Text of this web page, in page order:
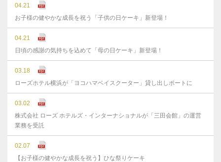
04.21
お子様の健やかな成長を祝う「子供の日ケーキ」新登場！
04.21
日頃の感謝の気持ちを込めて「母の日ケーキ」新登場！
03.18
ローズホテル横浜が「ヨコハマベイスクーター」貸し出しポートに
03.02
株式会社 ローズ ホテルズ・インターナショナルが「三田会館」の運営
業務を受託
02.07
【お子様の健やかな成長を祝う】ひな祭りケーキ